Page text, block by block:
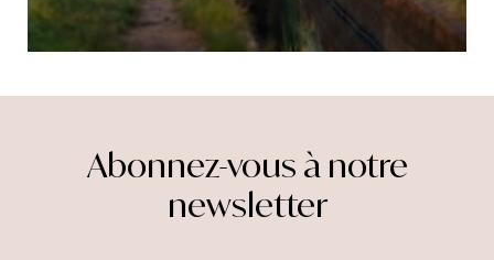
Abonnez-vous à notre
newsletter